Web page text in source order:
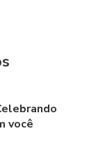
você